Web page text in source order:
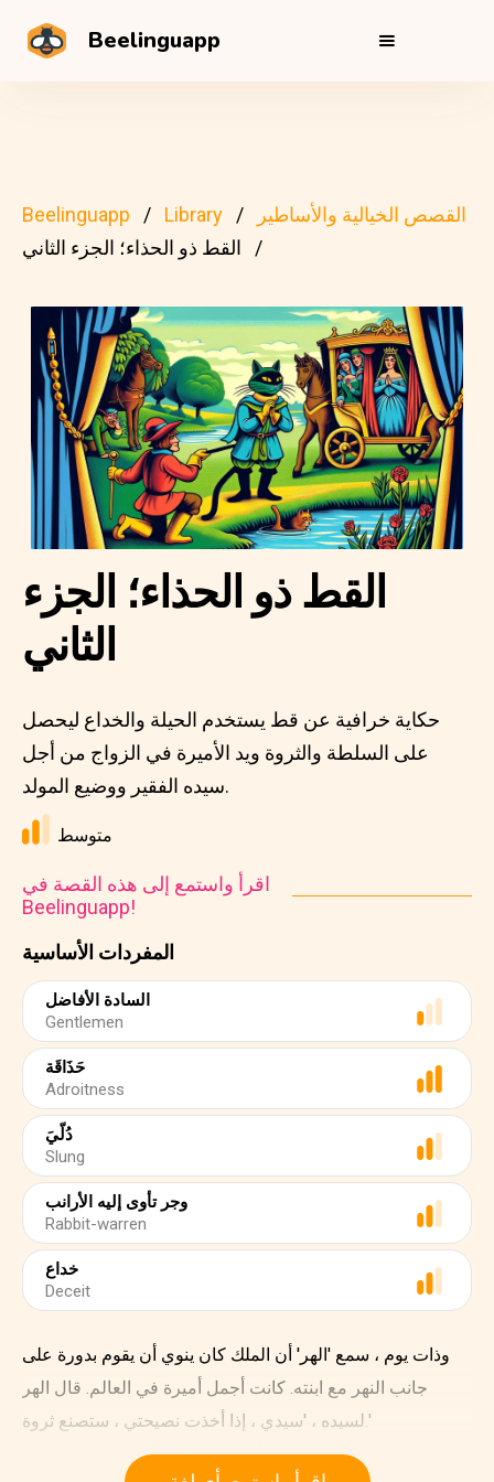
Beelinguapp
Beelinguapp Library
القصص الخيالية والأساطير
القط ذو الحذاء؛ الجزء الثاني
المفردات الأساسية
السادة الأفاضل
Gentlemen
حَذَاقَة
Adroitness
دُلّيَ
Slung
وجر تأوى إليه الأرانب
Rabbit-warren
خداع
Deceit
القط ذو الحذاء؛ الجزء
الثاني
حكاية خرافية عن قط يستخدم الحيلة والخداع ليحصل
على السلطة والثروة ويد الأميرة في الزواج من أجل
سيده الفقير ووضيع المولد.
متوسط
اقرأ واستمع إلى هذه القصة في
Beelinguapp!
وذات يوم ، سمع 'الهر' أن الملك كان ينوي أن يقوم بدورة على
جانب النهر مع ابنته. كانت أجمل أميرة في العالم. قال الهر
لسيده ، 'سيدي ، إذا أخذت نصيحتي ، ستصنع ثروة.'